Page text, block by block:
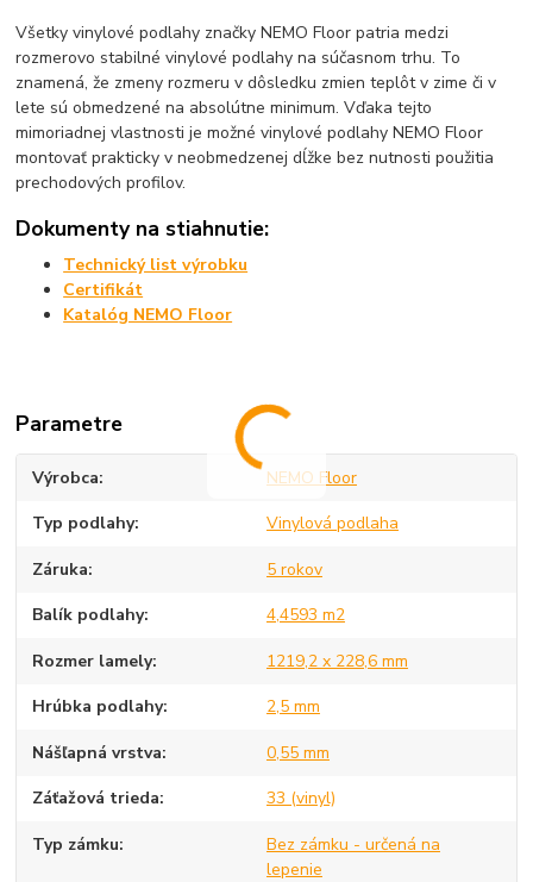
Všetky vinylové podlahy značky NEMO Floor patria medzi
rozmerovo stabilné vinylové podlahy na súčasnom trhu. To
znamená, že zmeny rozmeru v dôsledku zmien teplôt v zime či v
lete sú obmedzené na absolútne minimum. Vďaka tejto
mimoriadnej vlastnosti je možné vinylové podlahy NEMO Floor
montovať prakticky v neobmedzenej dĺžke bez nutnosti použitia
prechodových profilov.
Dokumenty na stiahnutie:
Technický list výrobku
Certifikát
Katalóg NEMO Floor
Parametre
Výrobca NEMO Floor
Typ podlahy Vinylová podlaha
Záruka 5 rokov
Balík podlahy 4,4593 m2
Rozmer lamely 1219,2 x 228,6 mm
Hrúbka podlahy 2,5 mm
Nášľapná vrstva 0,55 mm
Záťažová trieda 33 (vinyl)
Typ zámku
Bez zámku - určená na
lepenie